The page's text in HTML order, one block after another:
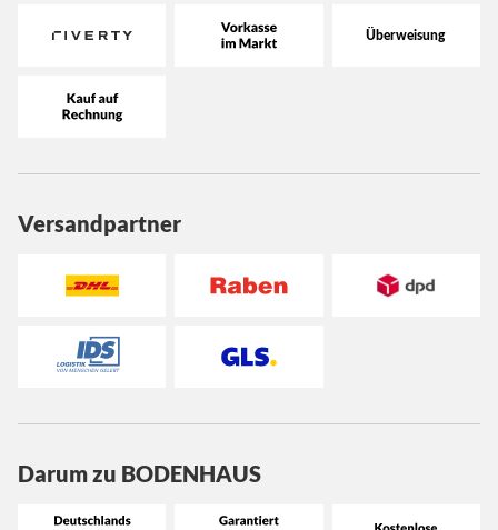
Versandpartner
Darum zu BODENHAUS